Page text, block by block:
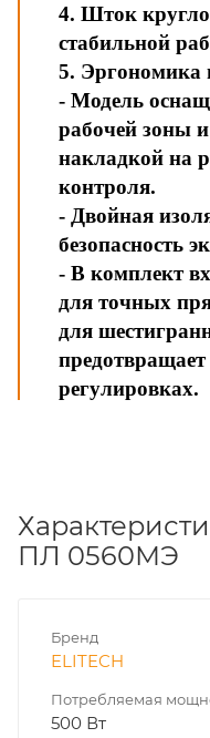
4. Шток
стабильной
5. Эргономика
- Модель
рабочей зоны
накладкой на
контроля.
- Двойная
безопасность
- В комплект
для точных
для
регулировках.
ПЛ 0560МЭ
Бренд
ELITECH
Потребляемая
500 Вт